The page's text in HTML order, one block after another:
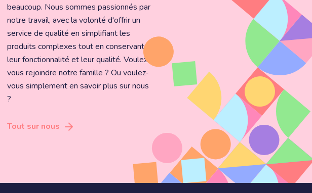
beaucoup. Nous sommes passionnés par
notre travail, avec la volonté d'offrir un
service de qualité en simplifiant les
produits complexes tout en conservant
leur fonctionnalité et leur qualité. Voulez-
vous rejoindre notre famille ? Ou voulez-
vous simplement en savoir plus sur nous
?
Tout sur nous